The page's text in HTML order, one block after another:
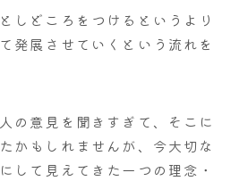
しどころをつけるというより
発展させていくという流れを
の意見を聞きすぎて、そこに
かもしれませんが、今大切な
して見えてきた一つの理念・